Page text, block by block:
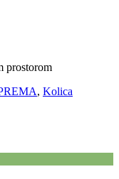
prostorom
, Kolica